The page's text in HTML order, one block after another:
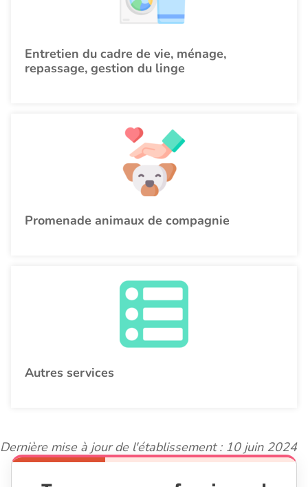
Entretien du cadre de vie, ménage,
repassage, gestion du linge
Promenade animaux de compagnie
Autres services
Dernière mise à jour de l'établissement : 10 juin 2024